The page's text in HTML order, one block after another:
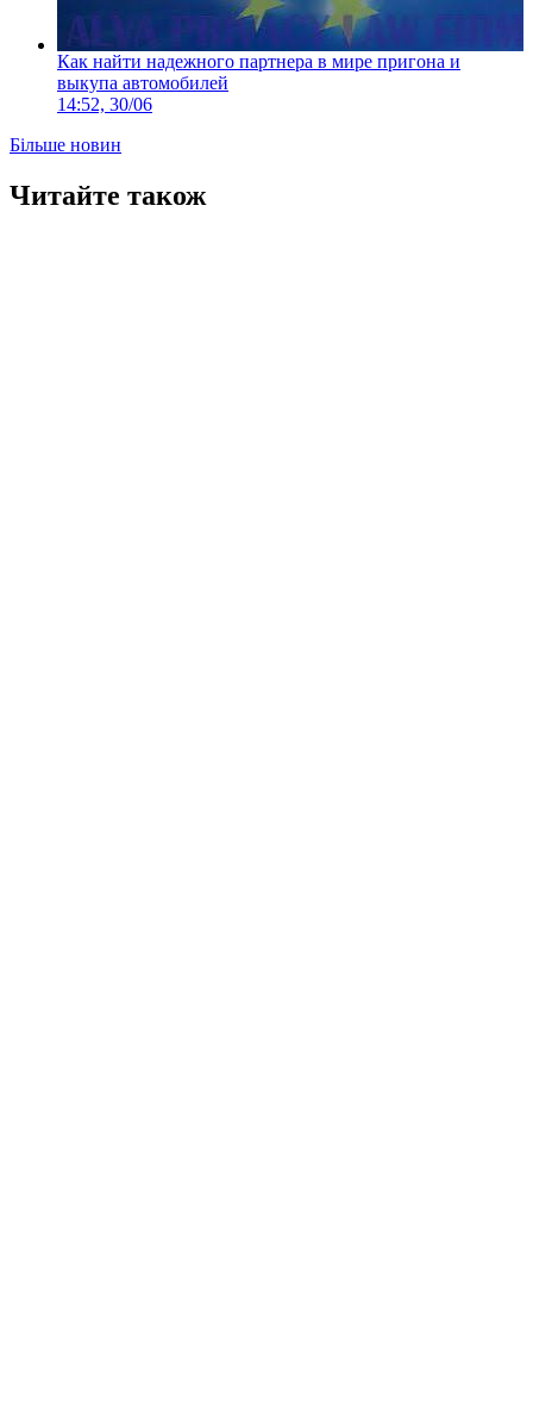
Как найти надежного партнера в мире пригона и
выкупа автомобилей
14:52, 30/06
Більше новин
Читайте також